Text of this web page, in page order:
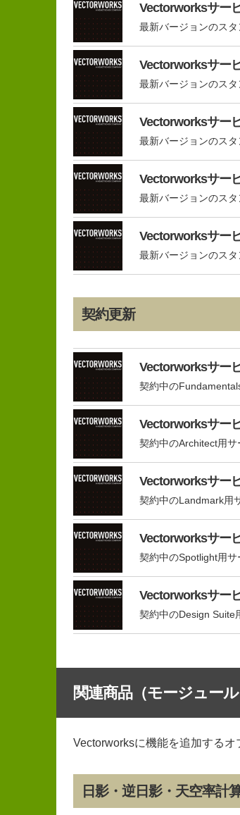
Vectorworksサー
最新バージョンのス
Vectorworksサー
最新バージョンのス
Vectorworksサー
最新バージョンのス
Vectorworksサー
最新バージョンのス
Vectorworksサー
最新バージョンのス
契約更新
Vectorworksサー
契約中の
Vectorworksサー
契約中のArchitect用
Vectorworksサー
契約中のLandmark用
Vectorworksサー
契約中のSpotlight用
Vectorworksサー
契約中のDesign Suite
関連商品（モージュー
Vectorworksに機能を追加するオ
日影・逆日影・天空率計